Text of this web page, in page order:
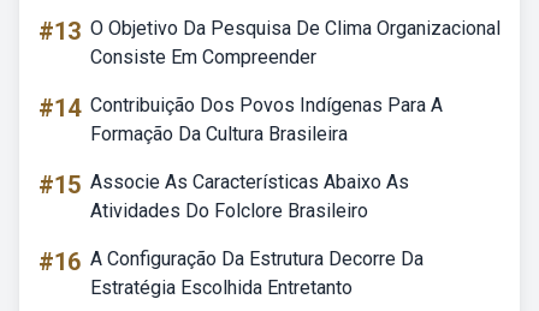
#13 O Objetivo Da Pesquisa De Clima Organizacional
Consiste Em Compreender
#14 Contribuição Dos Povos Indígenas Para A
Formação Da Cultura Brasileira
#15 Associe As Características Abaixo As
Atividades Do Folclore Brasileiro
#16 A Configuração Da Estrutura Decorre Da
Estratégia Escolhida Entretanto